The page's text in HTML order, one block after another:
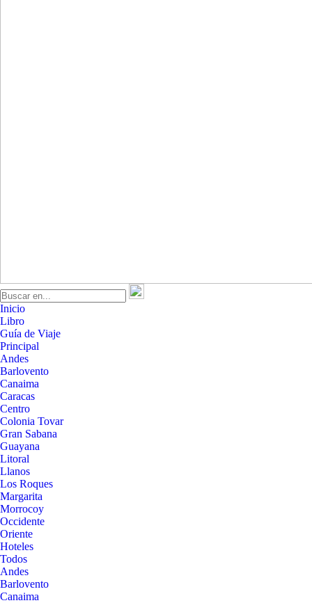
Inicio
Libro
Guía de Viaje
Principal
Andes
Barlovento
Canaima
Caracas
Centro
Colonia Tovar
Gran Sabana
Guayana
Litoral
Llanos
Los Roques
Margarita
Morrocoy
Occidente
Oriente
Hoteles
Todos
Andes
Barlovento
Canaima